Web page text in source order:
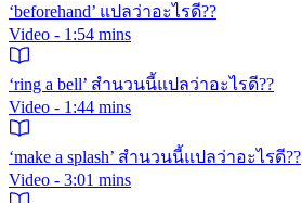
‘beforehand’ แปลว่าอะไรดี??
Video - 1:54 mins
‘ring a bell’ สำนวนนี้แปลว่าอะไรดี??
Video - 1:44 mins
‘make a splash’ สำนวนนี้แปลว่าอะไรดี??
Video - 3:01 mins